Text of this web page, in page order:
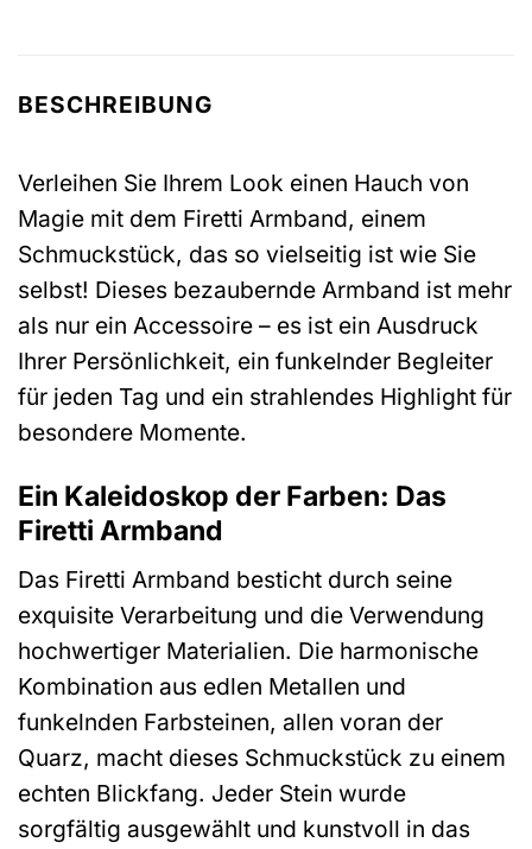
BESCHREIBUNG
Verleihen Sie Ihrem Look einen Hauch von
Magie mit dem Firetti Armband, einem
Schmuckstück, das so vielseitig ist wie Sie
selbst! Dieses bezaubernde Armband ist mehr
als nur ein Accessoire – es ist ein Ausdruck
Ihrer Persönlichkeit, ein funkelnder Begleiter
für jeden Tag und ein strahlendes Highlight für
besondere Momente.
Ein Kaleidoskop der Farben: Das
Firetti Armband
Das Firetti Armband besticht durch seine
exquisite Verarbeitung und die Verwendung
hochwertiger Materialien. Die harmonische
Kombination aus edlen Metallen und
funkelnden Farbsteinen, allen voran der
Quarz, macht dieses Schmuckstück zu einem
echten Blickfang. Jeder Stein wurde
sorgfältig ausgewählt und kunstvoll in das